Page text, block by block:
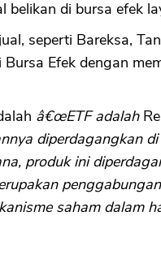
belikan di bursa efek
seperti Bareksa,
Efek dengan
â€œETF adalah
diperdagangkan di
produk ini
saham dalam